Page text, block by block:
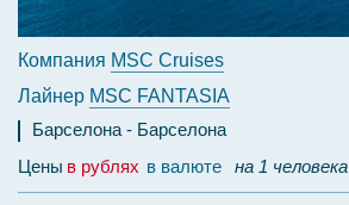
Компания MSC Cruises
Лайнер MSC FANTASIA
Барселона
Барселона
Цены в рублях в валюте на 1 человека